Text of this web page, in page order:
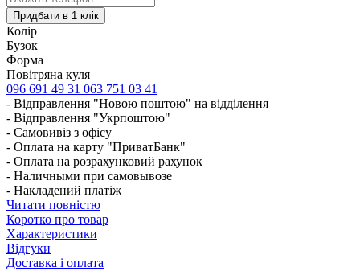
Колір
Бузок
Форма
Повітряна куля
096 691 49 31 063 751 03 41
- Відправлення "Новою поштою" на відділення
- Відправлення "Укрпоштою"
- Самовивіз з офісу
- Оплата на карту "ПриватБанк"
- Оплата на розрахунковий рахунок
- Наличными при самовывозе
- Накладений платіж
Читати повністю
Коротко про товар
Характеристики
Відгуки
Доставка і оплата